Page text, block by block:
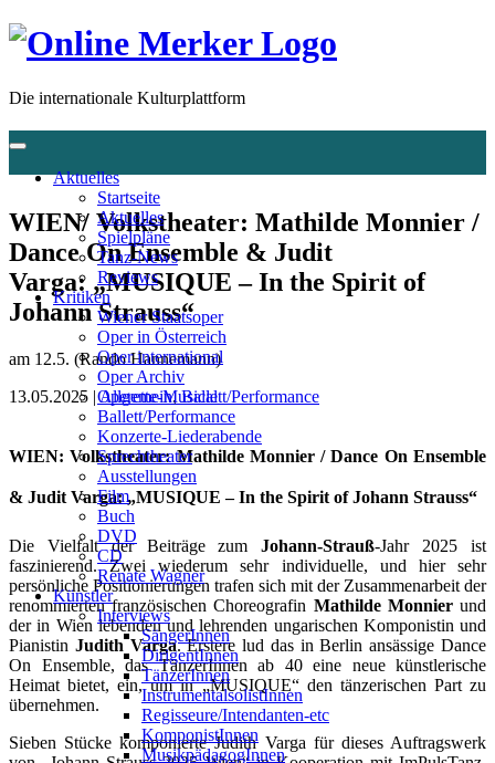
Die internationale Kulturplattform
Aktuelles
Startseite
Aktuelles
Spielpläne
Tanz-News
Reviews
Kritiken
Wiener Staatsoper
Oper in Österreich
Oper international
Oper Archiv
Operette-Musical
Ballett/Performance
Konzerte-Liederabende
Sprechtheater
Ausstellungen
Film
Buch
DVD
CD
Renate Wagner
Künstler
Interviews
SängerInnen
DirigentInnen
TänzerInnen
InstrumentalsolistInnen
Regisseure/Intendanten-etc
KomponistInnen
MusikpädagogInnen
WIEN/ Volkstheater: Mathilde Monnier /
Dance On Ensemble & Judit
Varga: „MUSIQUE – In the Spirit of
Johann Strauss“
am 12.5. (Rando Hannemann)
13.05.2025 |Allgemein,Ballett/Performance
WIEN: Volkstheater: Mathilde Monnier / Dance On Ensemble
& Judit Varga:„MUSIQUE – In the Spirit of Johann Strauss“
Die Vielfalt der Beiträge zumJohann-Strauß-Jahr 2025 ist
faszinierend. Zwei wiederum sehr individuelle, und hier sehr
persönliche Positionierungen trafen sich mit der Zusammenarbeit der
renommierten französischen Choreografin Mathilde Monnierund
der in Wien lebenden und lehrenden ungarischen Komponistin und
Pianistin Judith Varga. Erstere lud das in Berlin ansässige Dance
On Ensemble, das TänzerInnen ab 40 eine neue künstlerische
Heimat bietet, ein, um in „MUSIQUE“ den tänzerischen Part zu
übernehmen.
Sieben Stücke komponierte Judith Varga für dieses Auftragswerk